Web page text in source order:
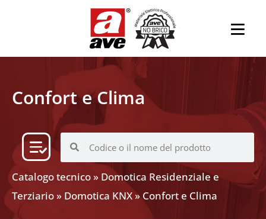
Confort e Clima
Catalogo tecnico» Domotica Residenziale e
Terziario » Domotica KNX»Confort e Clima